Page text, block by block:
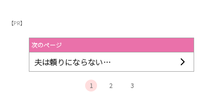
【PR】
次のページ
夫は頼りにならない…
1 2 3